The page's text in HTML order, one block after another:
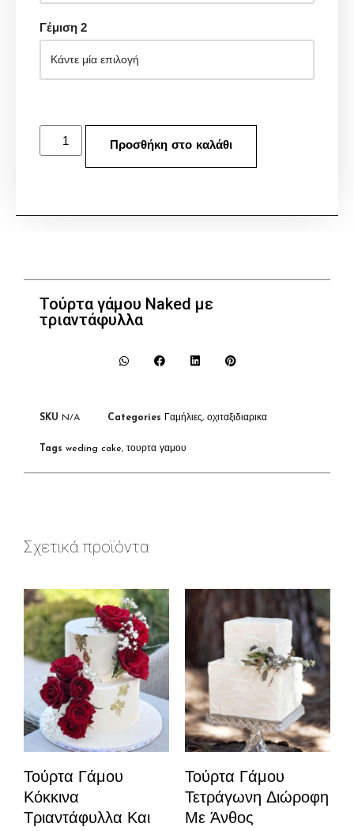
Γέμιση 2
Προσθήκη στο καλάθι
Τούρτα γάμου Naked με
τριαντάφυλλα
SKU N/A Categories Γαμήλιες, οχιταξιδιαρικα
Tags weding cake, τουρτα γαμου
Σχετικά προϊόντα
Τούρτα Γάμου
Κόκκινα
Τριαντάφυλλα Και
Τούρτα Γάμου
Τετράγωνη Διώροφη
Με Άνθος